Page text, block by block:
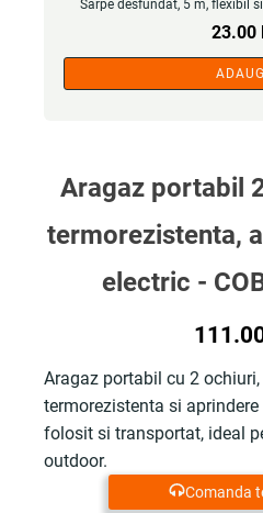
Sarpe desfundat, 5 m, flexibil
23.00
Aragaz portabil
termorezistenta,
electric -
Aragaz portabil cu 2
termorezistenta si
folosit si transportat, ideal
outdoor.
Comanda